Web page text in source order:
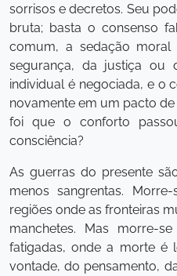
sorrisos e decretos. Seu
bruta; basta o consenso
comum, a sedação moral
segurança, da justiça ou
individual é negociada, e o
novamente em um pacto
foi que o conforto
consciência?
As guerras do presente
menos sangrentas.
regiões onde as fronteiras
manchetes. Mas morre-
fatigadas, onde a morte é
vontade, do pensamento,